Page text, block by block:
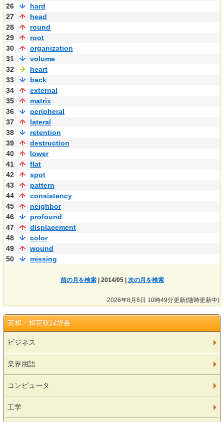
26
hard
27
head
28
round
29
root
30
organization
31
volume
32
heart
33
back
34
external
35
matrix
36
peripheral
37
lateral
38
retention
39
destruction
40
lower
41
flat
42
spot
43
pattern
44
consistency
45
neighbor
46
profound
47
displacement
48
color
49
wound
50
missing
前の月を検索| 2014/05 | 次の月を検索
2026年8月6日 10時49分更新(随時更新中)
英和・和英収録辞書
ビジネス
業界用語
コンピュータ
工学